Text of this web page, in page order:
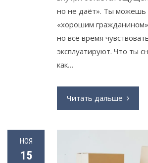
но не даёт». Ты можешь
«хорошим
но всё время
эксплуатируют. Что ты
как…
Читать дальше
НОЯ
15